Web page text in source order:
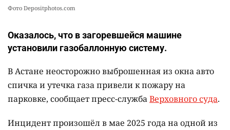
Фото Depositphotos.com
Оказалось, что в загоревшейся машине
установили газобаллонную систему.
В Астане неосторожно выброшенная из окна авто
спичка и утечка газа привели к пожару на
парковке, сообщает пресс-службаВерховного суда.
Инцидент произошёл в мае 2025 года на одной из